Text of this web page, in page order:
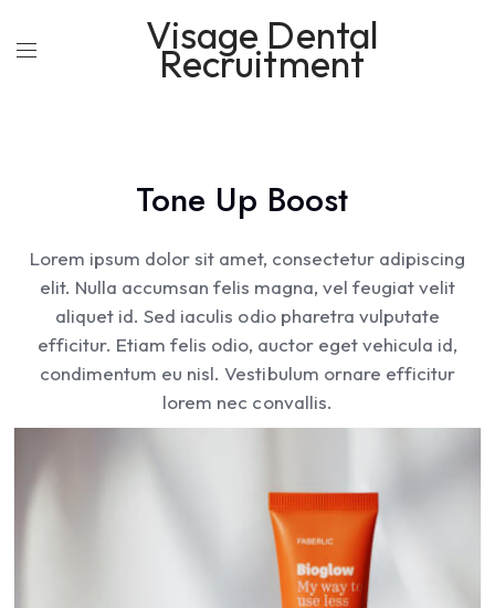
Visage Dental
Recruitment
Tone Up Boost
Lorem ipsum dolor sit amet, consectetur adipiscing
elit. Nulla accumsan felis magna, vel feugiat velit
aliquet id. Sed iaculis odio pharetra vulputate
efficitur. Etiam felis odio, auctor eget vehicula id,
condimentum eu nisl. Vestibulum ornare efficitur
lorem nec convallis.